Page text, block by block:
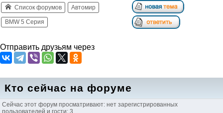
Список форумов Автомир
BMW 5 Серия
Отправить друзьям через
Кто сейчас на форуме
Сейчас этот форум просматривают: нет зарегистрированных